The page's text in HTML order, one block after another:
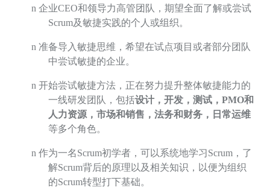
n 企业CEO和领导力高管团队，期望全面了解或尝试
Scrum及敏捷实践的个人或组织。
n 准备导入敏捷思维，希望在试点项目或者部分团队
中尝试敏捷的企业。
n 开始尝试敏捷方法，正在努力提升整体敏捷能力的
一线研发团队，包括设计，开发，测试， PMO和
人力资源，市场和销售，法务和财务，日常运维
等多个角色。
n 作为一名Scrum初学者，可以系统地学习Scrum ，了
解Scrum背后的原理以及相关知识，以便为组织
的Scrum转型打下基础。